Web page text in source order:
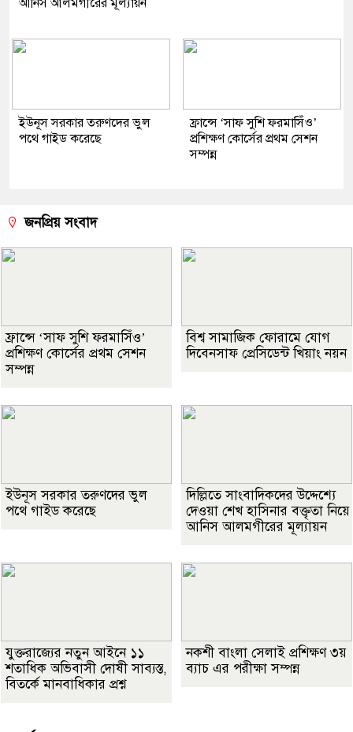
ইউনূস সরকার তরুণদের ভুল
পথে গাইড করেছে
ফ্রান্সে ‘সাফ সুশি ফরমাসিঁও’
প্রশিক্ষণ কোর্সের প্রথম সেশন
সম্পন্ন
জনপ্রিয় সংবাদ
ফ্রান্সে ‘সাফ সুশি ফরমাসিঁও’
প্রশিক্ষণ কোর্সের প্রথম সেশন
সম্পন্ন
বিশ্ব সামাজিক ফোরামে যোগ
দিবেনসাফ প্রেসিডেন্ট খিয়াং নয়ন
ইউনূস সরকার তরুণদের ভুল
পথে গাইড করেছে
দিল্লিতে সাংবাদিকদের উদ্দেশ্যে
দেওয়া শেখ হাসিনার বক্তৃতা নিয়ে
আনিস আলমগীরের মূল্যায়ন
যুক্তরাজ্যের নতুন আইনে ১১
শতাধিক অভিবাসী দোষী সাব্যস্ত,
বিতর্কে মানবাধিকার প্রশ্ন
নকশী বাংলা সেলাই প্রশিক্ষণ ৩য়
ব্যাচ এর পরীক্ষা সম্পন্ন